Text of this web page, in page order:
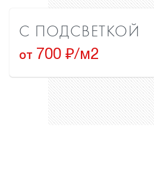
С ПОДСВЕТКОЙ
от 700 ₽/м2